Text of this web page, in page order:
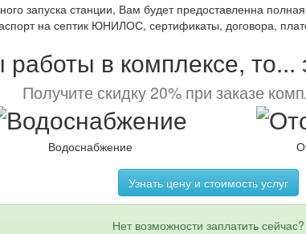
запуска станции, Вам будет предоставленна
на септик ЮНИЛОС, сертификаты, договора,
в комплексе,
Получите скидку 20% при заказе
Водоснабжение
Узнать цену и стоимость услуг
Нет возможности заплатить сейчас?